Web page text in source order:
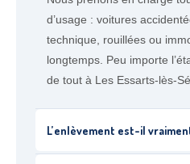
d’usage : voitures
technique, rouillées ou
longtemps. Peu importe
de tout à Les Essarts-lès-
L’enlèvement est-il